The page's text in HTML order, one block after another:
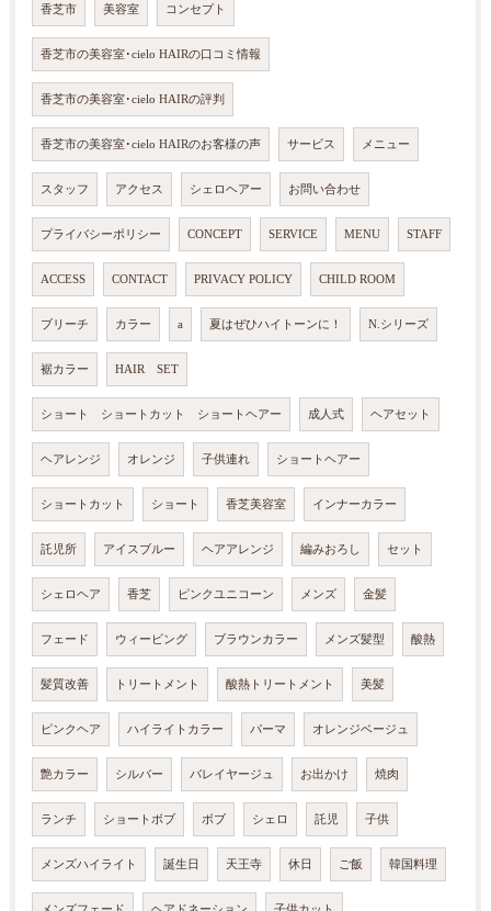
香芝市 美容室 コンセプト
香芝市の美容室･cielo HAIRの口コミ情報
香芝市の美容室･cielo HAIRの評判
香芝市の美容室･cielo HAIRのお客様の声 サービス メニュー
スタッフ アクセス シェロヘアー お問い合わせ
プライバシーポリシー CONCEPT SERVICE MENU STAFF
ACCESS CONTACT PRIVACY POLICY CHILD ROOM
ブリーチ カラー a 夏はぜひハイトーンに！ N.シリーズ
裾カラー HAIR SET
ショート ショートカット ショートヘアー 成人式 ヘアセット
ヘアレンジ オレンジ 子供連れ ショートヘアー
ショートカット ショート 香芝美容室 インナーカラー
託児所 アイスブルー ヘアアレンジ 編みおろし セット
シェロヘア 香芝 ピンクユニコーン メンズ 金髪
フェード ウィービング ブラウンカラー メンズ髪型 酸熱
髪質改善 トリートメント 酸熱トリートメント 美髪
ピンクヘア ハイライトカラー パーマ オレンジベージュ
艶カラー シルバー バレイヤージュ お出かけ 焼肉
ランチ ショートボブ ボブ シェロ 託児 子供
メンズハイライト 誕生日 天王寺 休日 ご飯 韓国料理